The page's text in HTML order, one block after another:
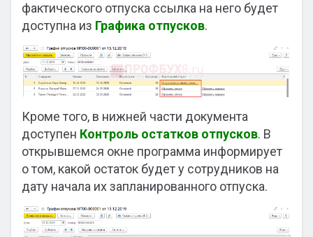
фактического отпуска ссылка на него будет
доступна из Графика отпусков.
Кроме того, в нижней части документа
доступен Контроль остатков отпусков. В
открывшемся окне программа информирует
о том, какой остаток будет у сотрудников на
дату начала их запланированного отпуска.